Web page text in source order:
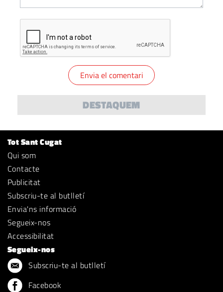
DESTAQUEM
Tot Sant Cugat
Qui som
Contacte
Publicitat
Subscriu-te al butlletí
Envia'ns informació
Segueix-nos
Accessibilitat
Segueix-nos
Subscriu-te al butlletí
Facebook